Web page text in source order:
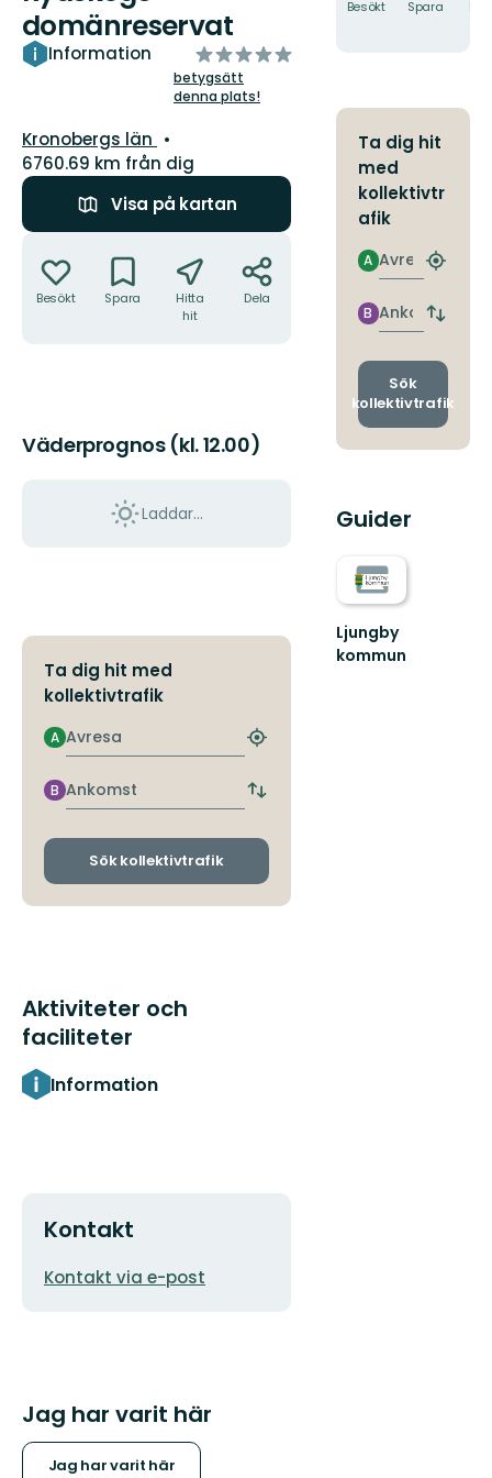
domänreservat
Information
av
5
stjärnor
betygsätt
denna plats!
Län:
Kronobergs län
6760.69 km från dig
Visa på kartan
Besökt Spara
Hitta
hit
Dela
Väderprognos (kl. 12.00)
Laddar...
Ta dig hit med
kollektivtrafik
Avresa
A
Hitta
hållplats
Ankomst
B
Byt
och
Sök kollektivtrafik
Aktiviteter och
faciliteter
Information
Kontakt
E-
Kontakt via e-post
Jag har varit här
Jag har varit här
Besökt Spara
Ta dig hit
med
kollektivtr
afik
Avresa
A
Hitta
Ankomst
B
Byt
och
Sök
kollektivtrafik
Guider
Ljungby
kommun